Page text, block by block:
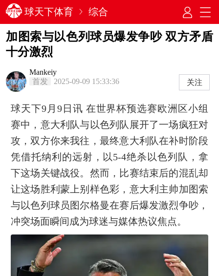
球天下体育 综合
加图索与以色列球员爆发争吵 双方矛盾
十分激烈
Mankeiy
首发
2025-09-09 15:33:36 关注
球天下9月9日讯 在世界杯预选赛欧洲区小组
赛中，意大利队与以色列队展开了一场疯狂对
攻，双方你来我往，最终意大利队在补时阶段
凭借托纳利的远射，以5-4绝杀以色列队，拿
下这场关键战役。然而，比赛结束后的混乱却
让这场胜利蒙上别样色彩，意大利主帅加图索
与以色列球员图尔格曼在赛后爆发激烈争吵，
冲突场面瞬间成为球迷与媒体热议焦点。